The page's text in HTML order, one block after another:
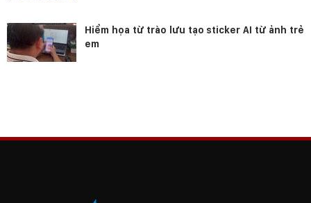
Hiểm họa từ trào lưu tạo sticker AI từ ảnh trẻ
em